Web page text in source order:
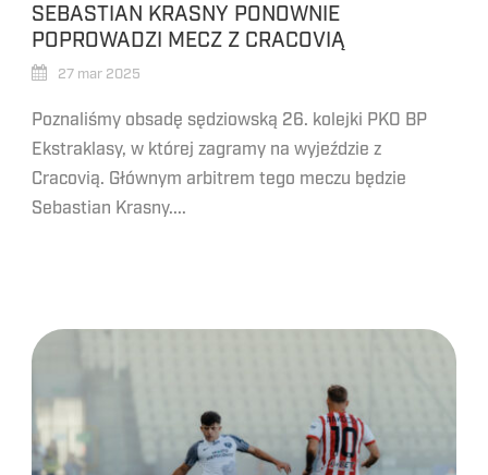
SEBASTIAN KRASNY PONOWNIE
POPROWADZI MECZ Z CRACOVIĄ
27 mar 2025
Poznaliśmy obsadę sędziowską 26. kolejki PKO BP
Ekstraklasy, w której zagramy na wyjeździe z
Cracovią. Głównym arbitrem tego meczu będzie
Sebastian Krasny....